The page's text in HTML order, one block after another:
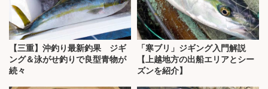
【三重】沖釣り最新釣果 ジギ
ング＆泳がせ釣りで良型青物が
続々
「寒ブリ」ジギング入門解説
【上越地方の出船エリアとシー
ズンを紹介】